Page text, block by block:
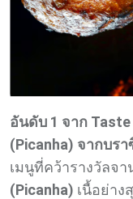
อันดับ 1 จาก
(Picanha) จากบรา
เมนูที่คว้ารางวัลจ
(Picanha) เนื้อย่าง